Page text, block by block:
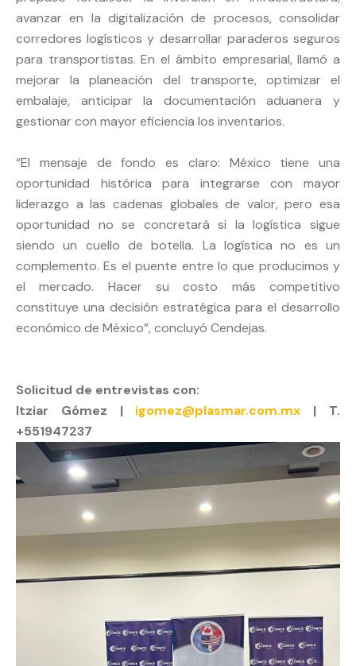
avanzar en la digitalización de procesos, consolidar
corredores logísticos y desarrollar paraderos seguros
para transportistas. En el ámbito empresarial, llamó a
mejorar la planeación del transporte, optimizar el
embalaje, anticipar la documentación aduanera y
gestionar con mayor eficiencia los inventarios.
“El mensaje de fondo es claro: México tiene una
oportunidad histórica para integrarse con mayor
liderazgo a las cadenas globales de valor, pero esa
oportunidad no se concretará si la logística sigue
siendo un cuello de botella. La logística no es un
complemento. Es el puente entre lo que producimos y
el mercado. Hacer su costo más competitivo
constituye una decisión estratégica para el desarrollo
económico de México”, concluyó Cendejas.
Solicitud de entrevistas con:
Itziar Gómez | igomez@plasmar.com.mx | T.
+551947237